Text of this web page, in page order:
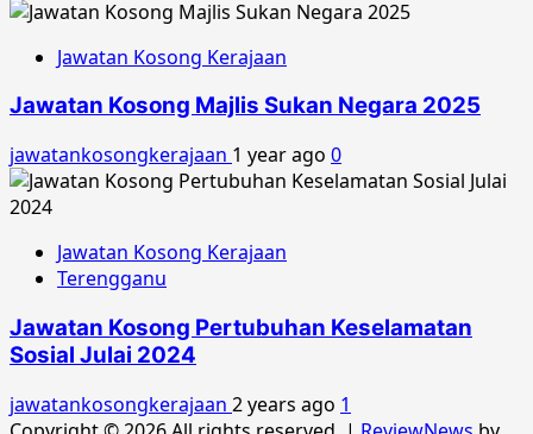
Jawatan Kosong Kerajaan
Jawatan Kosong Majlis Sukan Negara 2025
jawatankosongkerajaan 1 year ago 0
Jawatan Kosong Kerajaan
Terengganu
Jawatan Kosong Pertubuhan Keselamatan
Sosial Julai 2024
jawatankosongkerajaan 2 years ago 1